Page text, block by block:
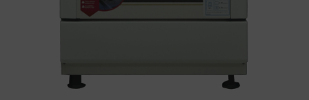
Սանկերամիկա